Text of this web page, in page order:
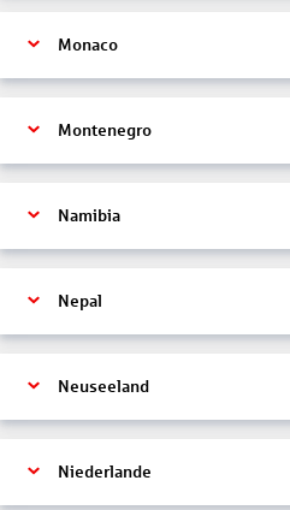
Monaco
Montenegro
Namibia
Nepal
Neuseeland
Niederlande